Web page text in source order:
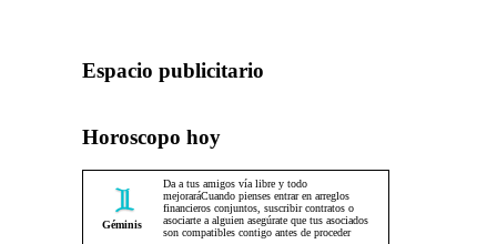
Espacio publicitario
Horoscopo hoy